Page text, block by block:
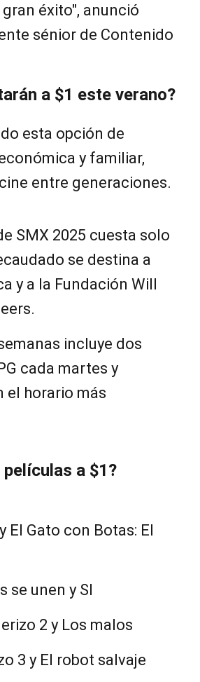
éxito", anunció
sénior de Contenido
a $1 este verano?
esta opción de
y familiar,
entre generaciones.
SMX 2025 cuesta solo
se destina a
y a la Fundación Will
incluye dos
cada martes y
el horario más
a $1?
El Gato con Botas: El
se unen y SI
2 y Los malos
3 y El robot salvaje